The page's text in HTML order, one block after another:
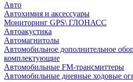
Авто
Автохимия и аксессуары
Мониторинг GPS\ ГЛОНАСС
Автоакустика
Автомагнитолы
Автомобильное дополнительное
комплектующие
Автомобильные FM-трансмиттеры
Автомобильные дневные ходовые